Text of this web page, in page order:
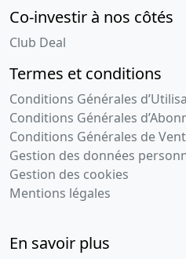
Co-investir à nos côtés
Club Deal
Termes et conditions
Conditions Générales
Conditions Générales
Conditions Générales de
Gestion des données
Gestion des cookies
Mentions légales
En savoir plus